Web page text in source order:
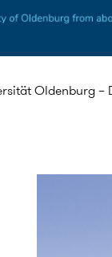
Oldenburg –